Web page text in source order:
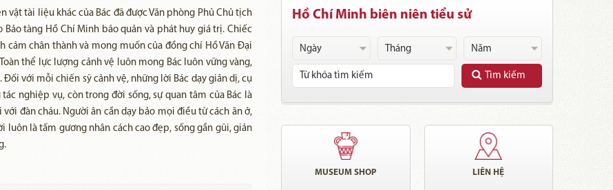
vật tài liệu khác của Bác đã được Văn phòng Phủ Chủ tịch
tàng Hồ Chí Minh bảo quản và phát huy giá trị. Chiếc
chân thành và mong muốn của đồng chí Hồ Văn Đại
thể lực lượng cảnh vệ luôn mong Bác luôn vững vàng,
với mỗi chiến sỹ cảnh vệ, những lời Bác dạy giản dị, cụ
nghiệp vụ, còn trong đời sống, sự quan tâm của Bác là
đàn cháu. Người ân cần dạy bảo mọi điều từ cách ăn ở,
là tấm gương nhân cách cao đẹp, sống gần gũi, giản
Hồ Chí Minh biên niên tiểu sử
Tìm kiếm
MUSEUM SHOP LIÊN HỆ